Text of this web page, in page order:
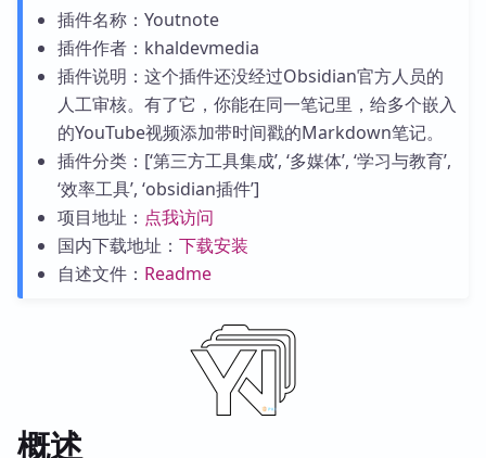
插件名称：Youtnote
插件作者：khaldevmedia
插件说明：这个插件还没经过Obsidian官方人员的
人工审核。有了它，你能在同一笔记里，给多个嵌入
的YouTube视频添加带时间戳的Markdown笔记。
插件分类：[‘第三方工具集成’, ‘多媒体’, ‘学习与教育’,
‘效率工具’, ‘obsidian插件’]
项目地址： 点我访问
国内下载地址： 下载安装
自述文件： Readme
概述